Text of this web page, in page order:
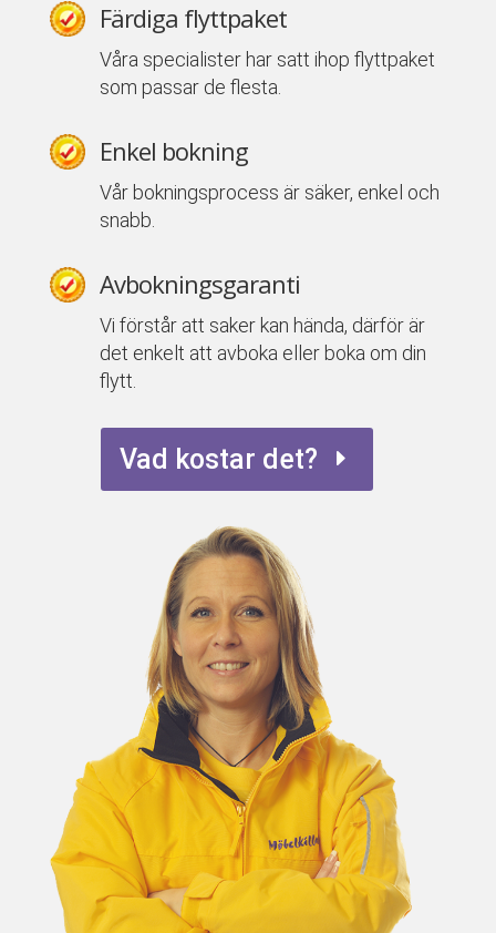
Färdiga flyttpaket
Våra specialister har satt ihop flyttpaket
som passar de flesta.
Enkel bokning
Vår bokningsprocess är säker, enkel och
snabb.
Avbokningsgaranti
Vi förstår att saker kan hända, därför är
det enkelt att avboka eller boka om din
flytt.
Vad kostar det?